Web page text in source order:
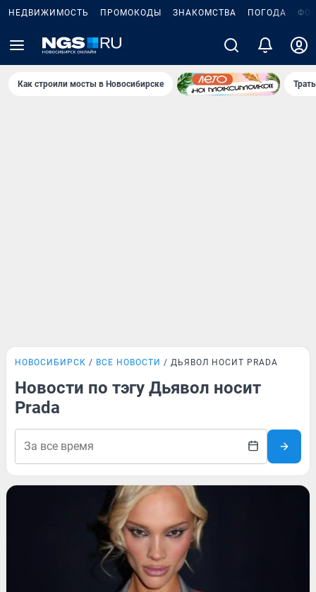
НЕДВИЖИМОСТЬ ПРОМОКОДЫ ЗНАКОМСТВА ПОГОДА
Как строили мосты в Новосибирске
НОВОСИБИРСК ВСЕ НОВОСТИ ДЬЯВОЛ НОСИТ PRADA
Новости по тэгу Дьявол носит
Prada